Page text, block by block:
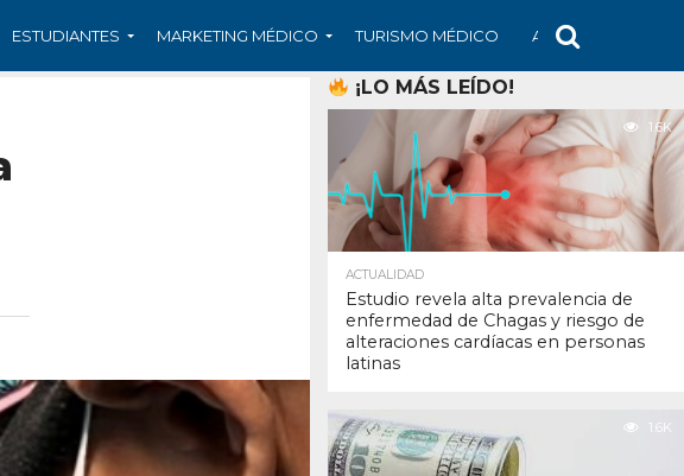
ESTUDIANTES MARKETING MÉDICO TURISMO MÉDICO ARS
¡LO MÁS LEÍDO!
1.6K
ACTUALIDAD
Estudio revela alta prevalencia de
enfermedad de Chagas y riesgo de
alteraciones cardíacas en personas
latinas
1.6K